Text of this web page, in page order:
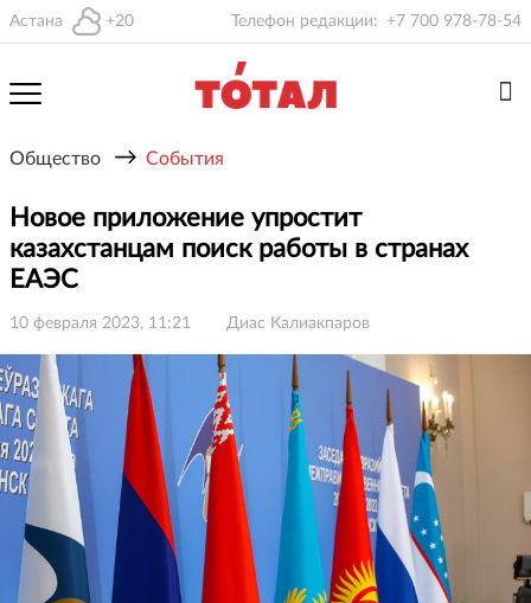
Астана +20 Телефон редакции: +7 700 978-78-54
Общество → События
Новое приложение упростит
казахстанцам поиск работы в странах
ЕАЭС
10 февраля 2023, 11:21 Диас Калиакпаров